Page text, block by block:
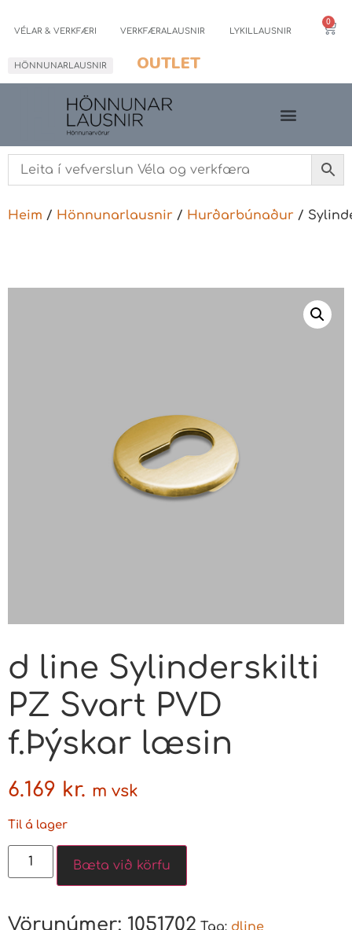
VÉLAR & VERKFÆRI VERKFÆRALAUSNIR LYKILLAUSNIR
HÖNNUNARLAUSNIR OUTLET
0
Heim / Hönnunarlausnir / Hurðarbúnaður /
d line Sylinderskilti
PZ Svart PVD
f.Þýskar læsin
6.169 kr. m vsk
Til á lager
Bæta við körfu
Vörunúmer: 1051702 Tag: dline